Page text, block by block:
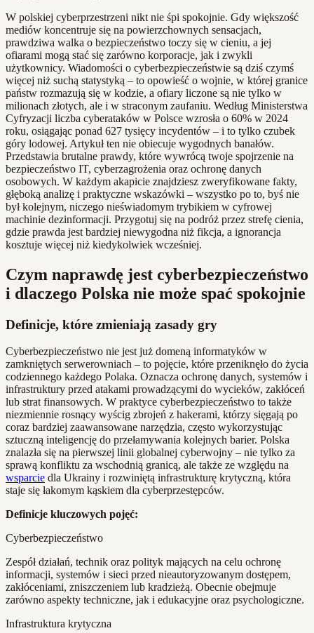
W polskiej cyberprzestrzeni nikt nie śpi spokojnie. Gdy większość
mediów koncentruje się na powierzchownych sensacjach,
prawdziwa walka o bezpieczeństwo toczy się w cieniu, a jej
ofiarami mogą stać się zarówno korporacje, jak i zwykli
użytkownicy. Wiadomości o cyberbezpieczeństwie są dziś czymś
więcej niż suchą statystyką – to opowieść o wojnie, w której granice
państw rozmazują się w kodzie, a ofiary liczone są nie tylko w
milionach złotych, ale i w straconym zaufaniu. Według Ministerstwa
Cyfryzacji liczba cyberataków w Polsce wzrosła o 60% w 2024
roku, osiągając ponad 627 tysięcy incydentów – i to tylko czubek
góry lodowej. Artykuł ten nie obiecuje wygodnych banałów.
Przedstawia brutalne prawdy, które wywrócą twoje spojrzenie na
bezpieczeństwo IT, cyberzagrożenia oraz ochronę danych
osobowych. W każdym akapicie znajdziesz zweryfikowane fakty,
głęboką analizę i praktyczne wskazówki – wszystko po to, byś nie
był kolejnym, niczego nieświadomym trybikiem w cyfrowej
machinie dezinformacji. Przygotuj się na podróż przez strefę cienia,
gdzie prawda jest bardziej niewygodna niż fikcja, a ignorancja
kosztuje więcej niż kiedykolwiek wcześniej.
Czym naprawdę jest cyberbezpieczeństwo
i dlaczego Polska nie może spać spokojnie
Definicje, które zmieniają zasady gry
Cyberbezpieczeństwo nie jest już domeną informatyków w
zamkniętych serwerowniach – to pojęcie, które przeniknęło do życia
codziennego każdego Polaka. Oznacza ochronę danych, systemów i
infrastruktury przed atakami prowadzącymi do wycieków, zakłóceń
lub strat finansowych. W praktyce cyberbezpieczeństwo to także
niezmiennie rosnący wyścig zbrojeń z hakerami, którzy sięgają po
coraz bardziej zaawansowane narzędzia, często wykorzystując
sztuczną inteligencję do przełamywania kolejnych barier. Polska
znalazła się na pierwszej linii globalnej cyberwojny – nie tylko za
sprawą konfliktu za wschodnią granicą, ale także ze względu na
wsparcie dla Ukrainy i rozwiniętą infrastrukturę krytyczną, która
staje się łakomym kąskiem dla cyberprzestępców.
Definicje kluczowych pojęć:
Cyberbezpieczeństwo
Zespół działań, technik oraz polityk mających na celu ochronę
informacji, systemów i sieci przed nieautoryzowanym dostępem,
zakłóceniami, zniszczeniem lub kradzieżą. Obecnie obejmuje
zarówno aspekty techniczne, jak i edukacyjne oraz psychologiczne.
Infrastruktura krytyczna